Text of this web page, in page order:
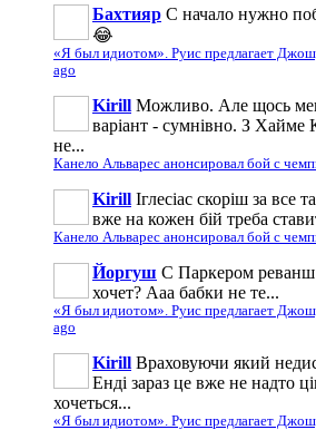
Бахтияр С начало нужно
😂
«Я был идиотом». Руис предлагает
ago
Kirill Можливо. Але щось
варіант - сумнівно. З Хайме
не...
Канело Альварес анонсировал бой с
Kirill Іглесіас скоріш за все
вже на кожен бій треба
Канело Альварес анонсировал бой с
Йоргуш С Паркером
хочет? Ааа бабки не те...
«Я был идиотом». Руис предлагает
ago
Kirill Враховуючи який
Енді зараз це вже не надто
хочеться...
«Я был идиотом». Руис предлагает